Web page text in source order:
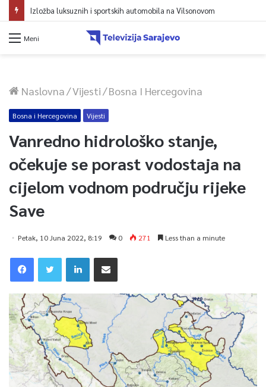
Izložba luksuznih i sportskih automobila na Vilsonovom
Meni
Naslovna/Vijesti/Bosna I Hercegovina
Bosna i Hercegovina Vijesti
Vanredno hidrološko stanje,
očekuje se porast vodostaja na
cijelom vodnom području rijeke
Save
Petak, 10 Juna 2022, 8:19 0 271 Less than a minute